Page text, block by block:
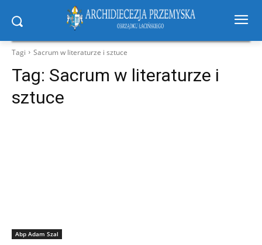
Tagi Sacrum w literaturze i sztuce
Tag: Sacrum w literaturze i
sztuce
Abp Adam Szal